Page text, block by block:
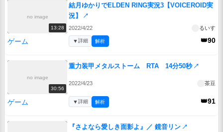
no image
13:28
結月ゆかりでELDEN RING実況3【VOICEROID実
況】
↗
2022/4/22 るいす
ゲーム 👑90
▼詳細 解析
no image
30:56
重力装甲メタルストーム RTA 14分50秒 ↗
2022/4/23 茶豆
ゲーム 👑91
▼詳細 解析
『さよなら愛しき面影よ』／ 鏡音リン ↗